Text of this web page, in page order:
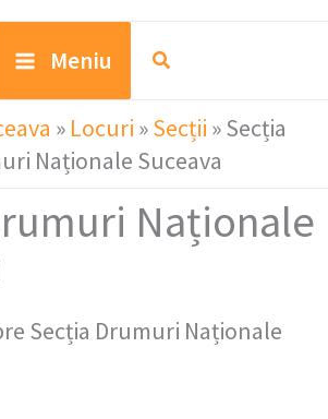
Meniu
» Locuri »Secții »Secția
Naționale Suceava
Naționale
Secția Drumuri Naționale